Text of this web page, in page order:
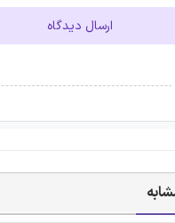
ارسال دیدگاه